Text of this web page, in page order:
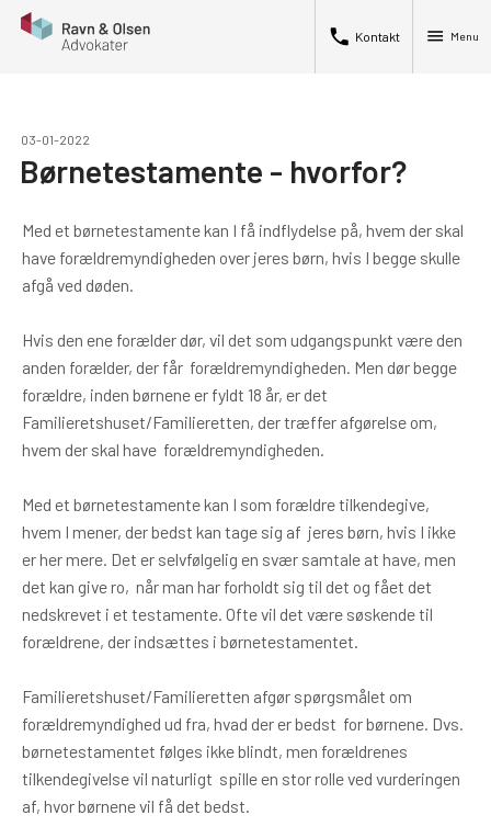
phone Kontakt menu Menu
03-01-2022
Børnetestamente - hvorfor?
Med et børnetestamente kan I få indflydelse på, hvem der skal
have forældremyndigheden over jeres børn, hvis I begge skulle
afgå ved døden.
Hvis den ene forælder dør, vil det som udgangspunkt være den
anden forælder, der får forældremyndigheden. Men dør begge
forældre, inden børnene er fyldt 18 år, er det
Familieretshuset/Familieretten, der træffer afgørelse om,
hvem der skal have forældremyndigheden.
Med et børnetestamente kan I som forældre tilkendegive,
hvem I mener, der bedst kan tage sig af jeres børn, hvis I ikke
er her mere. Det er selvfølgelig en svær samtale at have, men
det kan give ro, når man har forholdt sig til det og fået det
nedskrevet i et testamente. Ofte vil det være søskende til
forældrene, der indsættes i børnetestamentet.
Familieretshuset/Familieretten afgør spørgsmålet om
forældremyndighed ud fra, hvad der er bedst for børnene. Dvs.
børnetestamentet følges ikke blindt, men forældrenes
tilkendegivelse vil naturligt spille en stor rolle ved vurderingen
af, hvor børnene vil få det bedst.